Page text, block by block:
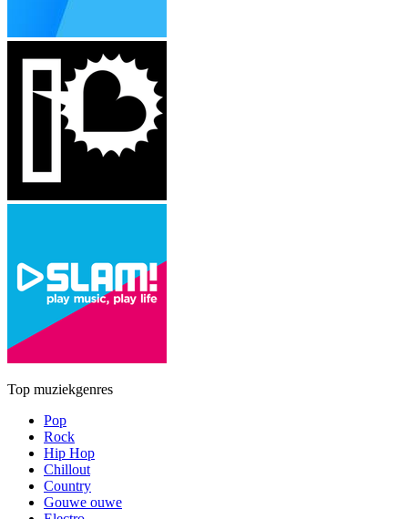
Top muziekgenres
Pop
Rock
Hip Hop
Chillout
Country
Gouwe ouwe